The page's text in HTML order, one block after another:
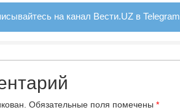
на канал Вести.UZ в Telegram
Обязательные поля помечены *